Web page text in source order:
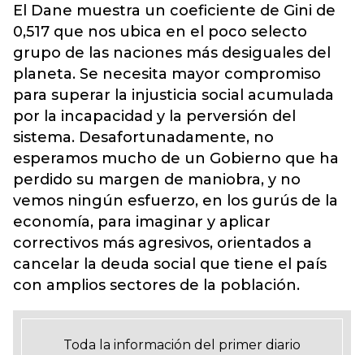
El Dane muestra un coeficiente de Gini de
0,517 que nos ubica en el poco selecto
grupo de las naciones más desiguales del
planeta. Se necesita mayor compromiso
para superar la injusticia social acumulada
por la incapacidad y la perversión del
sistema. Desafortunadamente, no
esperamos mucho de un Gobierno que ha
perdido su margen de maniobra, y no
vemos ningún esfuerzo, en los gurús de la
economía, para imaginar y aplicar
correctivos más agresivos, orientados a
cancelar la deuda social que tiene el país
con amplios sectores de la población.
Toda la información del primer diario